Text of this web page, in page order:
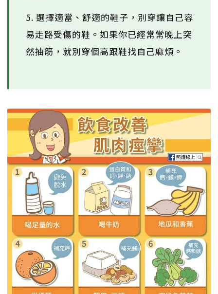
5. 選擇適當、舒適的鞋子，別穿讓自己容
易走路受傷的鞋。如果你已經常常晚上突
然抽筋，就別穿個高跟鞋找自己麻煩。